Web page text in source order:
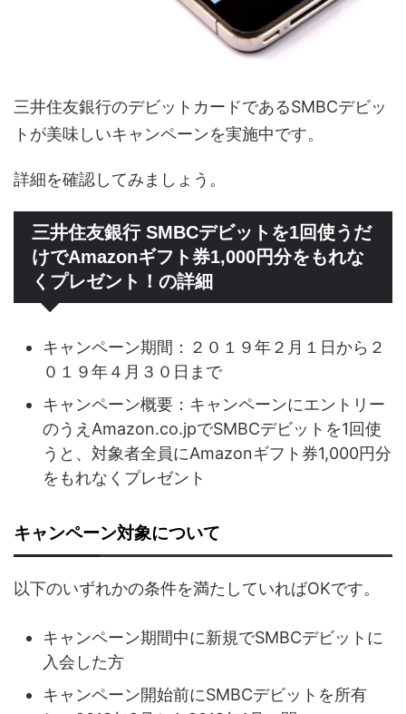
三井住友銀行のデビットカードであるSMBCデビッ
トが美味しいキャンペーンを実施中です。
詳細を確認してみましょう。
三井住友銀行 SMBCデビットを1回使うだ
けでAmazonギフト券1,000円分をもれな
くプレゼント！の詳細
キャンペーン期間：２０１９年２月１日から２
０１９年４月３０日まで
キャンペーン概要：キャンペーンにエントリー
のうえAmazon.co.jpでSMBCデビットを1回使
うと、対象者全員にAmazonギフト券1,000円分
をもれなくプレゼント
キャンペーン対象について
以下のいずれかの条件を満たしていればOKです。
キャンペーン期間中に新規でSMBCデビットに
入会した方
キャンペーン開始前にSMBCデビットを所有